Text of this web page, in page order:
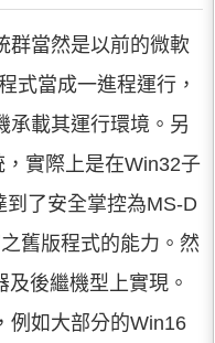
群當然是以前的微軟
式當成一進程運行，
承載其運行環境。另
實際上是在Win32子
了安全掌控為MS-D
舊版程式的能力。然
後繼機型上實現。
例如大部分的Win16